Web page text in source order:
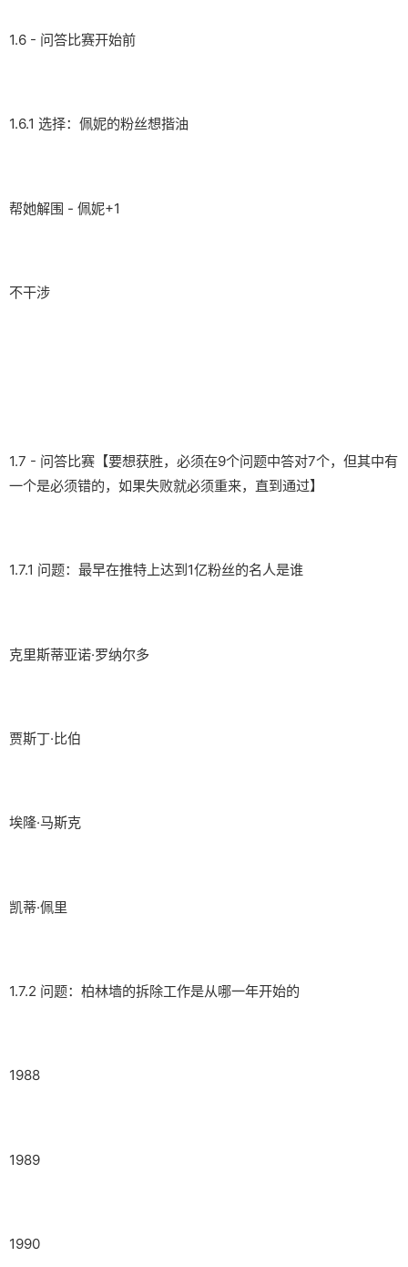
1.6 - 问答比赛开始前
1.6.1 选择：佩妮的粉丝想揩油
帮她解围 - 佩妮+1
不干涉
1.7 - 问答比赛【要想获胜，必须在9个问题中答对7个，但其中有
一个是必须错的，如果失败就必须重来，直到通过】
1.7.1 问题：最早在推特上达到1亿粉丝的名人是谁
克里斯蒂亚诺·罗纳尔多
贾斯丁·比伯
埃隆·马斯克
凯蒂·佩里
1.7.2 问题：柏林墙的拆除工作是从哪一年开始的
1988
1989
1990